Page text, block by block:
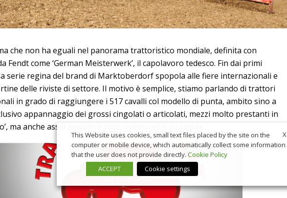
che non ha eguali nel panorama trattoristico mondiale, definita con
Fendt come ‘German Meisterwerk’, il capolavoro tedesco. Fin dai primi
serie regina del brand di Marktoberdorf spopola alle fiere internazionali e
delle riviste di settore. Il motivo è semplice, stiamo parlando di trattori
in grado di raggiungere i 517 cavalli col modello di punta, ambito sino a
appannaggio dei grossi cingolati o articolati, mezzi molto prestanti in
ma anche assai pesanti e poco manovrabili su strada.
X
This Website uses cookies, small text files placed by the site on the
computer or mobile device, which automatically collect some information
that the user does not provide directly. Cookie Policy
ACCEPT
Cookie settings